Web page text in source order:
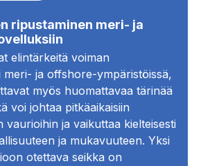
ripustaminen meri- ja
elintärkeitä voiman
meri- ja offshore-ympäristöissä,
myös huomattavaa tärinää
voi johtaa pitkäaikaisiin
vaurioihin ja vaikuttaa kielteisesti
ja mukavuuteen. Yksi
otettava seikka on